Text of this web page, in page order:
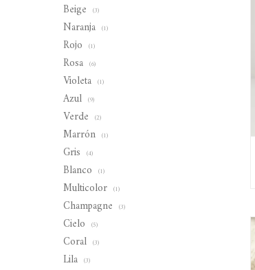
Beige (3)
Naranja (1)
Rojo (1)
Rosa (6)
Violeta (1)
Azul (9)
Verde (2)
Marrón (1)
Gris (4)
Blanco (1)
Multicolor (1)
Champagne (3)
Cielo (5)
Coral (3)
Lila (3)